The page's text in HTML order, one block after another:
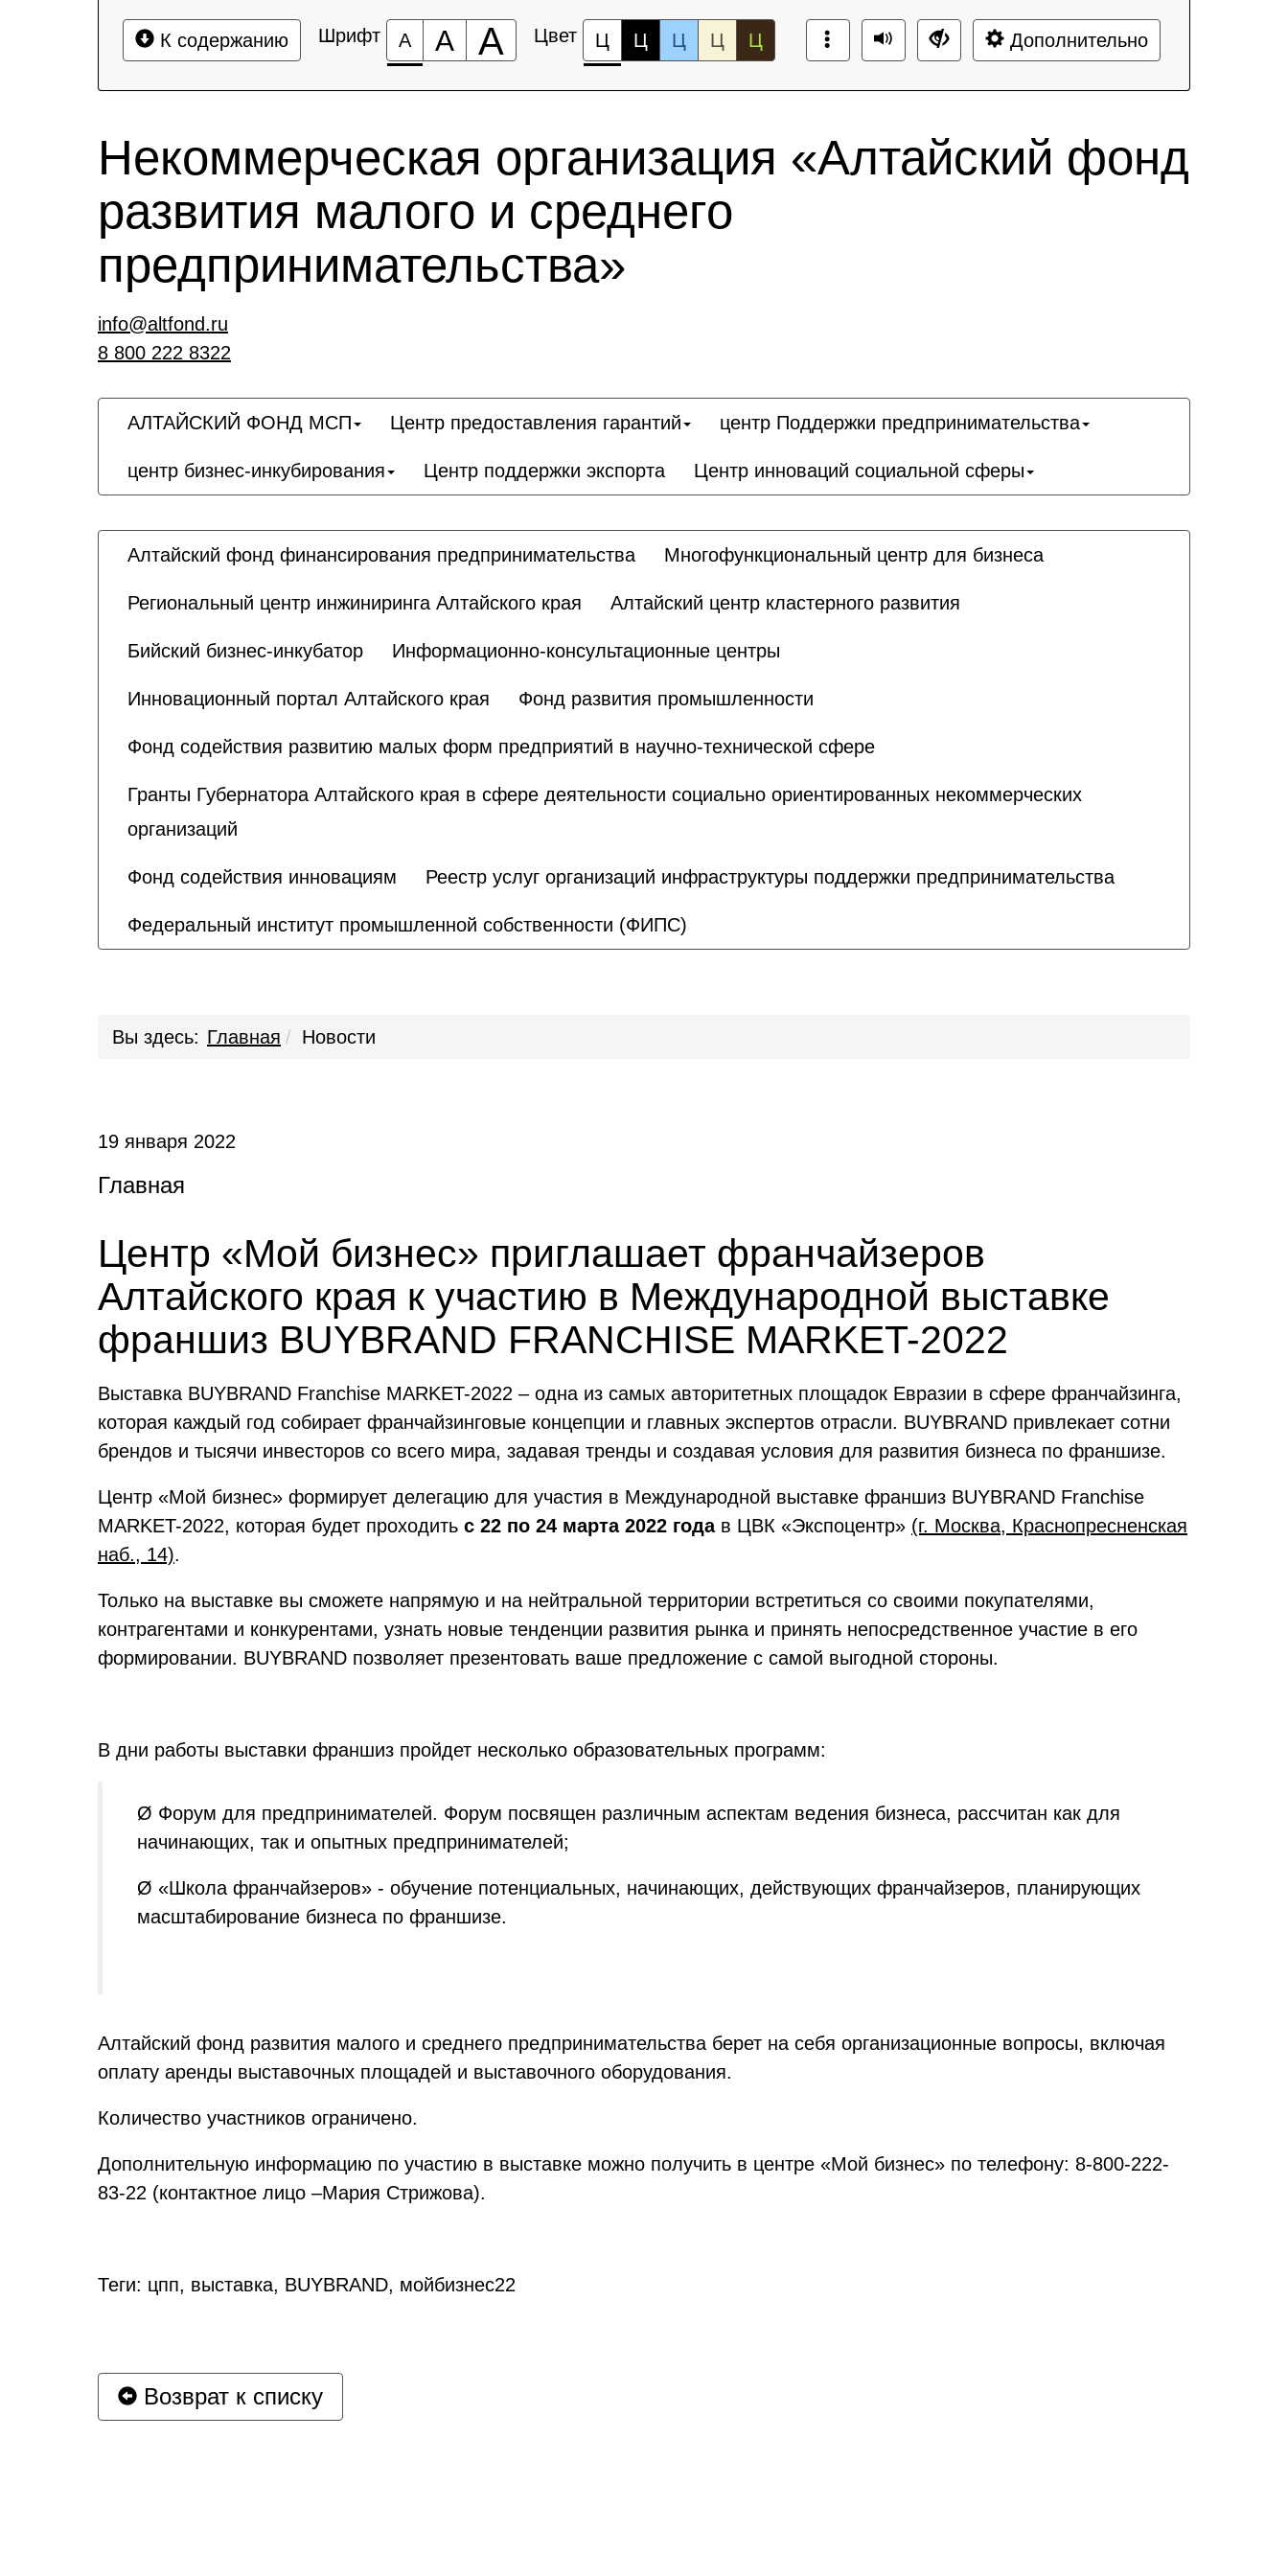
К содержанию Шрифт А А А Цвет Ц Ц Ц Ц Ц Дополнительно
Некоммерческая организация «Алтайский фонд
развития малого и среднего
предпринимательства»
info@altfond.ru
8 800 222 8322
АЛТАЙСКИЙ ФОНД МСП Центр предоставления гарантий центр Поддержки предпринимательства
центр бизнес-инкубирования Центр поддержки экспорта Центр инноваций социальной сферы
Алтайский фонд финансирования предпринимательства Многофункциональный центр для бизнеса
Региональный центр инжиниринга Алтайского края Алтайский центр кластерного развития
Бийский бизнес-инкубатор Информационно-консультационные центры
Инновационный портал Алтайского края Фонд развития промышленности
Фонд содействия развитию малых форм предприятий в научно-технической сфере
Гранты Губернатора Алтайского края в сфере деятельности социально ориентированных некоммерческих
организаций
Фонд содействия инновациям Реестр услуг организаций инфраструктуры поддержки предпринимательства
Федеральный институт промышленной собственности (ФИПС)
Вы здесь: Главная Новости
19 января 2022
Главная
Центр «Мой бизнес» приглашает франчайзеров
Алтайского края к участию в Международной выставке
франшиз BUYBRAND FRANCHISE MARKET-2022
Выставка BUYBRAND Franchise MARKET-2022 – одна из самых авторитетных площадок Евразии в сфере франчайзинга,
которая каждый год собирает франчайзинговые концепции и главных экспертов отрасли. BUYBRAND привлекает сотни
брендов и тысячи инвесторов со всего мира, задавая тренды и создавая условия для развития бизнеса по франшизе.
Центр «Мой бизнес» формирует делегацию для участия в Международной выставке франшиз BUYBRAND Franchise
MARKET-2022, которая будет проходить с 22 по 24 марта 2022 года в ЦВК «Экспоцентр» (г. Москва, Краснопресненская
наб., 14).
Только на выставке вы сможете напрямую и на нейтральной территории встретиться со своими покупателями,
контрагентами и конкурентами, узнать новые тенденции развития рынка и принять непосредственное участие в его
формировании. BUYBRAND позволяет презентовать ваше предложение с самой выгодной стороны.
В дни работы выставки франшиз пройдет несколько образовательных программ:
Ø Форум для предпринимателей. Форум посвящен различным аспектам ведения бизнеса, рассчитан как для
начинающих, так и опытных предпринимателей;
Ø «Школа франчайзеров» - обучение потенциальных, начинающих, действующих франчайзеров, планирующих
масштабирование бизнеса по франшизе.
Алтайский фонд развития малого и среднего предпринимательства берет на себя организационные вопросы, включая
оплату аренды выставочных площадей и выставочного оборудования.
Количество участников ограничено.
Дополнительную информацию по участию в выставке можно получить в центре «Мой бизнес» по телефону: 8-800-222-
83-22 (контактное лицо –Мария Стрижова).
Теги: цпп, выставка, BUYBRAND, мойбизнес22
Возврат к списку